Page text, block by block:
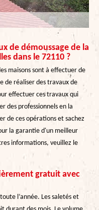
de démoussage de la
dans le 72110 ?
maisons sont à effectuer de
de réaliser des travaux de
effectuer ces travaux qui
des professionnels en la
de ces opérations et sachez
la garantie d'un meilleur
informations, veuillez le
gratuit avec
l’année. Les saletés et